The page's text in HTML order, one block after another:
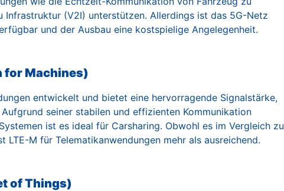
Infrastruktur (V2I) unterstützen. Allerdings ist das 5G-Netz
und der Ausbau eine kostspielige Angelegenheit.
for Machines)
entwickelt und bietet eine hervorragende Signalstärke,
seiner stabilen und effizienten Kommunikation
ist es ideal für Carsharing. Obwohl es im Vergleich zu
LTE-M für Telematikanwendungen mehr als ausreichend.
of Things)